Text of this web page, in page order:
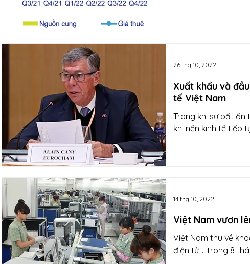
Xuất khẩu và
tế Việt Nam
Trong khi sự bất ổn
khi nền kinh tế tiếp
26 thg 10, 2022
Việt Nam vươn
Việt Nam thu về
điện tử,... trong 8
14 thg 10, 2022